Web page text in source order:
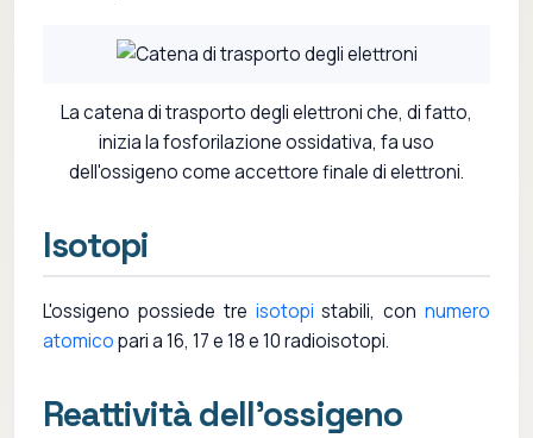
La catena di trasporto degli elettroni che, di fatto,
inizia la fosforilazione ossidativa, fa uso
dell'ossigeno come accettore finale di elettroni.
Isotopi
L'ossigeno possiede tre isotopi stabili, con numero
atomicopari a 16, 17 e 18 e 10 radioisotopi.
Reattività dell’ossigeno